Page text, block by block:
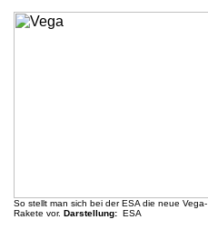
So stellt man sich bei der ESA die neue Vega-
Rakete vor. Darstellung: ESA